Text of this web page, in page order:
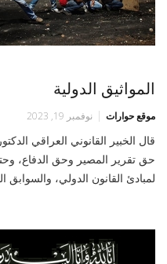
المواثيق الدولية
موقع حوارات نوفمبر 19, 2023
قال الخبير القانوني العراقي
حق تقرير المصير وحق الدفاع،
لمبادئ القانون الدولي، والسوابق